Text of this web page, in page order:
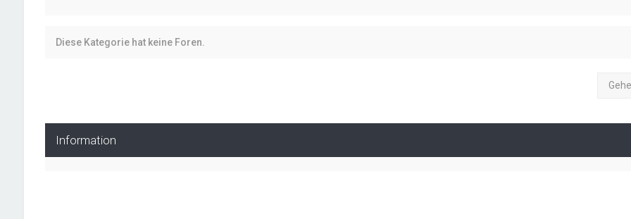
Diese Kategorie hat keine Foren.
Information